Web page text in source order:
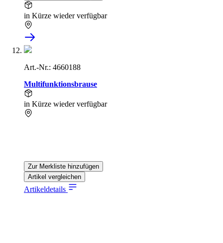
in Kürze wieder verfügbar
Art.-Nr.: 4660188
Multifunktionsbrause
in Kürze wieder verfügbar
Zur Merkliste hinzufügen
Artikel vergleichen
Artikeldetails